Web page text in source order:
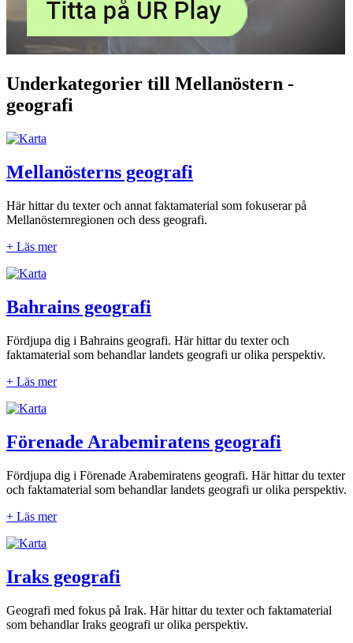
Underkategorier till Mellanöstern -
geografi
Mellanösterns geografi
Här hittar du texter och annat faktamaterial som fokuserar på
Mellanösternregionen och dess geografi.
+ Läs mer
Bahrains geografi
Fördjupa dig i Bahrains geografi. Här hittar du texter och
faktamaterial som behandlar landets geografi ur olika perspektiv.
+ Läs mer
Förenade Arabemiratens geografi
Fördjupa dig i Förenade Arabemiratens geografi. Här hittar du texter
och faktamaterial som behandlar landets geografi ur olika perspektiv.
+ Läs mer
Iraks geografi
Geografi med fokus på Irak. Här hittar du texter och faktamaterial
som behandlar Iraks geografi ur olika perspektiv.